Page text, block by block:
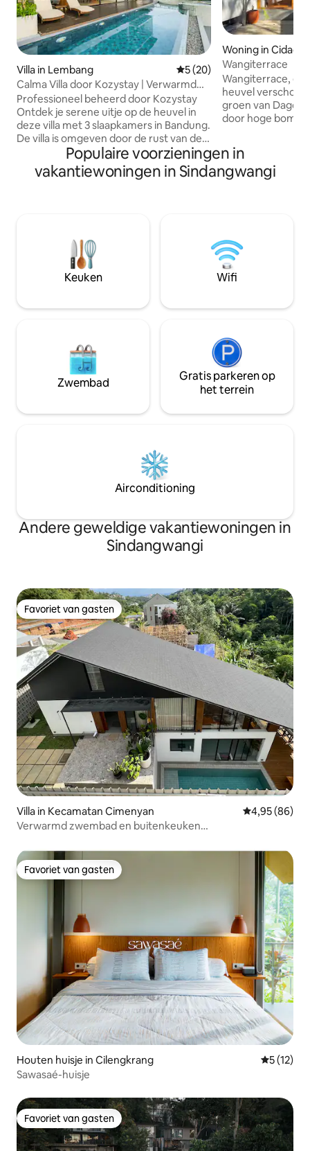
Villa in Lembang Gemiddelde beoordeling
5 (20)
Calma Villa door Kozystay | Verwarmd
zwembad | Bandung
Professioneel beheerd door Kozystay
Ontdek je serene uitje op de heuvel in
deze villa met 3 slaapkamers in Bandung.
De villa is omgeven door de rust van de
natuur en combineert modern comfort
met rustieke charme - ideaal voor een
rustgevende ontsnapping uit de stad.
Professioneel gereinigd + Voorzieningen
van hotelkwaliteit en fris beddengoed +
Gratis snelle wifi + Gratis toegang tot
Netflix en kabel-tv
Woning in
Wangiterrace
Wangiterrace,
heuvel
groen van Dago,
door hoge
ochtenden,
klimaat. Of je nu geniet van een rustige
ochtend op het
nabijgelegen
gezinnen,
combineert
de mooiste
Populaire voorzieningen in
vakantiewoningen in Sindangwangi
Keuken Wifi
Zwembad
Gratis parkeren op
het terrein
Airconditioning
Andere geweldige vakantiewoningen in
Sindangwangi
Favoriet van gasten
Favoriet van gasten
Villa in Kecamatan Cimenyan Gemiddelde
4,95 (86)
Verwarmd zwembad en buitenkeuken
Favoriet van gasten
Favoriet van gasten
Houten huisje in Cilengkrang
5 (12)
Sawasaé-huisje
Favoriet van gasten
Favoriet van gasten